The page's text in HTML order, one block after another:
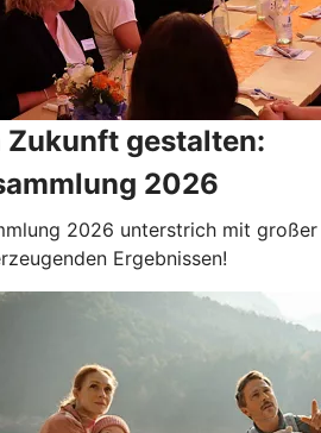
Zukunft gestalten:
2026
2026 unterstrich mit großer
Ergebnissen!